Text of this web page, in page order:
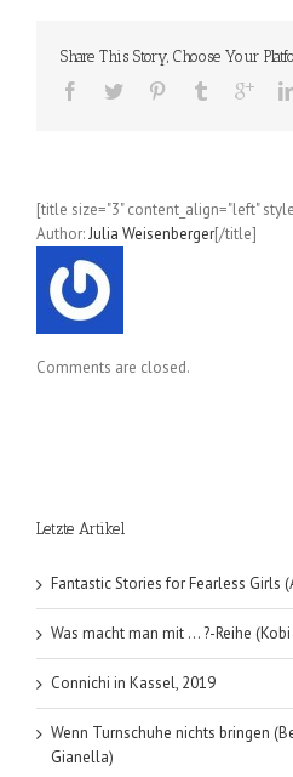
Share This Story, Choose Your
[title size="3" content_align="left"
Author:Julia Weisenberger[/title]
Comments are closed.
Letzte Artikel
Fantastic Stories for Fearless Girls
Was macht man mit … ?-Reihe
Connichi in Kassel, 2019
Wenn Turnschuhe nichts bringen
Gianella)